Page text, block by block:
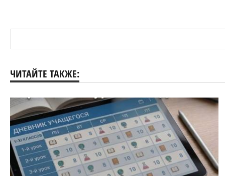
ЧИТАЙТЕ ТАКЖЕ: